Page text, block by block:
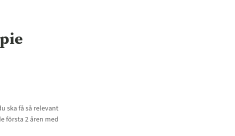
ska få så relevant
första 2 åren med